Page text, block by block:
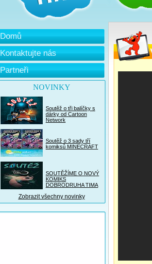
Domů
Kontaktujte nás
Partneři
NOVINKY
Soutěž o tři balíčky s
dárky od Cartoon
Network
Soutěž o 3 sady tří
komiksů MINECRAFT
SOUTĚŽÍME O NOVÝ
KOMIKS
DOBRODRUHA TIMA
Zobrazit všechny novinky